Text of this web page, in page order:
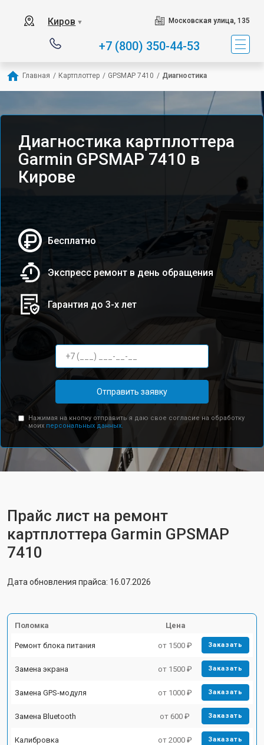
Киров ▼ Московская улица, 135
+7 (800) 350-44-53
Главная / Картплоттер / GPSMAP 7410 / Диагностика
Диагностика картплоттера
Garmin GPSMAP 7410 в
Кирове
Бесплатно
Экспресс ремонт в день обращения
Гарантия до 3-х лет
Отправить заявку
Нажимая на кнопку отправить я даю свое согласие на обработку
моих персональных данных.
Прайс лист на ремонт
картплоттера Garmin GPSMAP
7410
Дата обновления прайса: 16.07.2026
Поломка Цена
Ремонт блока питания от 1500 ₽ Заказать
Замена экрана от 1500 ₽ Заказать
Замена GPS-модуля от 1000 ₽ Заказать
Замена Bluetooth от 600 ₽ Заказать
Калибровка от 2000 ₽ Заказать